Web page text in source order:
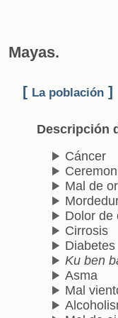
Mayas.
[ La población ]
Descripción
Cáncer
Mal de
Dolor de
Cirrosis
Diabetes
Ku ben
Asma
Mal